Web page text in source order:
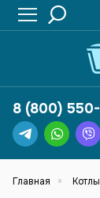
8 (800)
Главная